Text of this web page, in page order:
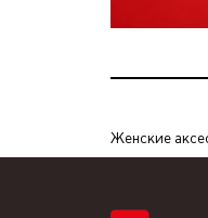
Женские